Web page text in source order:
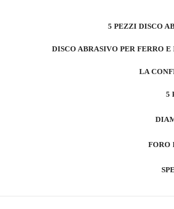
5 PEZZI DISCO
DISCO ABRASIVO PER FERRO
LA
5
FORO